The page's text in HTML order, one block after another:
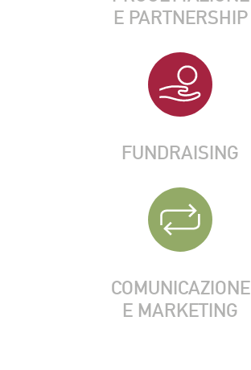
E PARTNERSHIP
FUNDRAISING
COMUNICAZIONE
E MARKETING